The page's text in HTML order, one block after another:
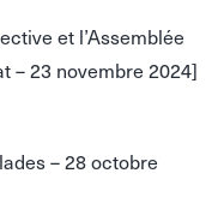
et l’Assemblée
– 23 novembre 2024]
– 28 octobre